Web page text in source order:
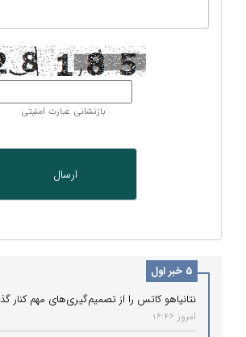
بازنشانی عبارت امنیتی
5 خبر اول
نتانیاهو کاتس را از تصمیم‌گیری‌های مهم کنار
امروز 16:46